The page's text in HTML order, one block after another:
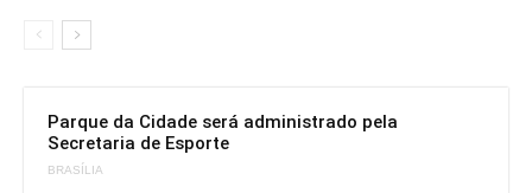
Parque da Cidade será administrado pela
Secretaria de Esporte
BRASÍLIA